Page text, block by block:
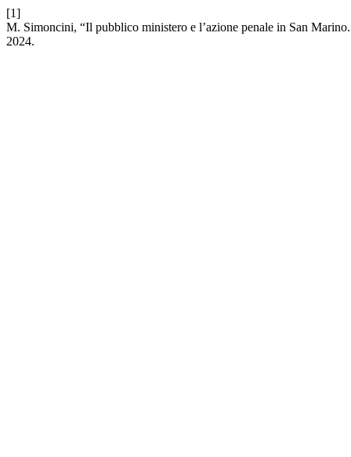
[1]
M. Simoncini, “Il pubblico ministero e l’azione penale in San
2024.